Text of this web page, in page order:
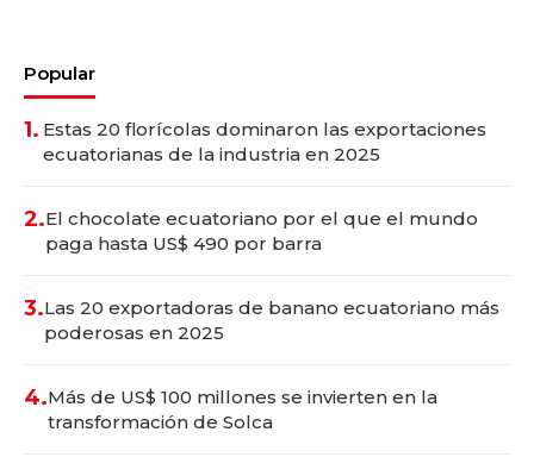
Popular
1. Estas 20 florícolas dominaron las exportaciones
ecuatorianas de la industria en 2025
2.El chocolate ecuatoriano por el que el mundo
paga hasta US$ 490 por barra
3.Las 20 exportadoras de banano ecuatoriano más
poderosas en 2025
4.Más de US$ 100 millones se invierten en la
transformación de Solca